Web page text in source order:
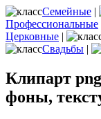
Семейные |
Профессиональные
Церковные |
Свадьбы |
Клипарт
фоны,